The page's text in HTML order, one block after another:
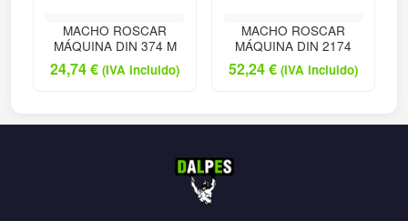
MACHO ROSCAR
MÁQUINA DIN 374 M
24,74€ (IVA incluido)
MACHO ROSCAR
MÁQUINA DIN 2174
52,24€ (IVA incluido)